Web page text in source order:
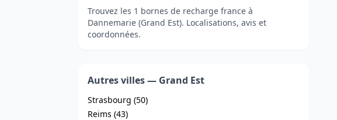
Trouvez les 1 bornes de recharge france à
Dannemarie (Grand Est). Localisations, avis et
coordonnées.
Autres villes — Grand Est
Strasbourg (50)
Reims (43)